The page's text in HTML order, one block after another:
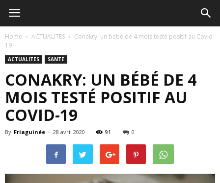
Home ACTUALITES
Conakry: un bébé de 4 mois testé positif au Covid-
19
ACTUALITES SANTE
CONAKRY: UN BÉBÉ DE 4
MOIS TESTÉ POSITIF AU
COVID-19
By Friaguinée - 28 avril 2020 91 0